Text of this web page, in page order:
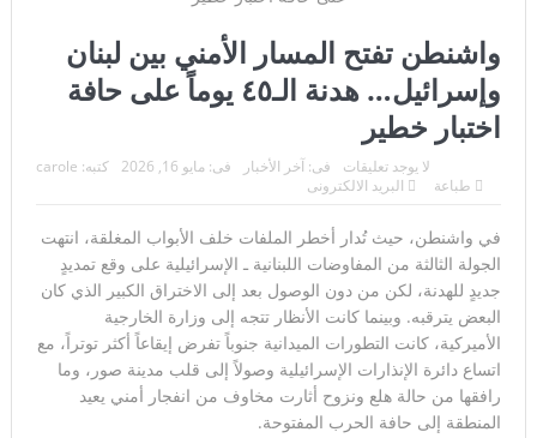
هجوم سيبراني غامض يضرب شبكة المياه الأمريكية… واشنطن
تحقق في صلة محتملة بإيران
إنجاز طبي تاريخي يعيد البصر بعد سنوات من الظلام..
اعتقال مسلح قرب ملعب ترامب للغولف في كاليفورنيا قبل
لحظة لا تتكرر إلا مرة واحدة في العمر… فوق مياه المحيط الهادئ
هيكلية الجيش اللبناني: تنظيم متكامل يحمي لبنان من الحدود إلى
الداخل
“فيفا” يتراجع تحت ضغط العالم… وإنفانتينو يواجه إحدى أكبر
واشنطن تفتح المسار الأمني بين لبنان
وإسرائيل… هدنة الـ٤٥ يوماً على حافة
اختبار خطير
كتبه: carole فى:مايو 16, 2026 فى:آخر الأخبار
لا يوجد تعليقات
طباعة
البريد الالكترونى
في واشنطن، حيث تُدار أخطر الملفات خلف الأبواب المغلقة، انتهت
الجولة الثالثة من المفاوضات اللبنانية ـ الإسرائيلية على وقع تمديدٍ
جديدٍ للهدنة، لكن من دون الوصول بعد إلى الاختراق الكبير الذي كان
البعض يترقبه. وبينما كانت الأنظار تتجه إلى وزارة الخارجية
الأميركية، كانت التطورات الميدانية جنوباً تفرض إيقاعاً أكثر توتراً، مع
اتساع دائرة الإنذارات الإسرائيلية وصولاً إلى قلب مدينة صور، وما
رافقها من حالة هلع ونزوح أثارت مخاوف من انفجار أمني يعيد
المنطقة إلى حافة الحرب المفتوحة.